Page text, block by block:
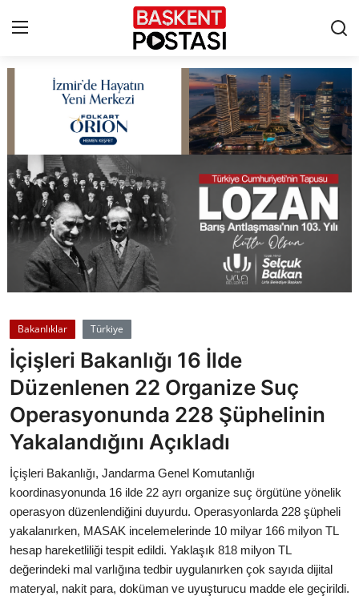
Çerez Politikası
Künye
Ankara
TBMM
Cumhurbaşkanlığı
Bakanlıklar
Siyasi Partiler
Toplum ve Yaşam
Sivil Toplum Kuruluşları
Kamu Kurumları ve Üst Kurullar
Bakanlıklar Türkiye
İçişleri Bakanlığı 16 İlde
Düzenlenen 22 Organize Suç
Operasyonunda 228 Şüphelinin
Yakalandığını Açıkladı
İçişleri Bakanlığı, Jandarma Genel Komutanlığı
koordinasyonunda 16 ilde 22 ayrı organize suç örgütüne yönelik
operasyon düzenlendiğini duyurdu. Operasyonlarda 228 şüpheli
yakalanırken, MASAK incelemelerinde 10 milyar 166 milyon TL
hesap hareketliliği tespit edildi. Yaklaşık 818 milyon TL
değerindeki mal varlığına tedbir uygulanırken çok sayıda dijital
materyal, nakit para, doküman ve uyuşturucu madde ele geçirildi.